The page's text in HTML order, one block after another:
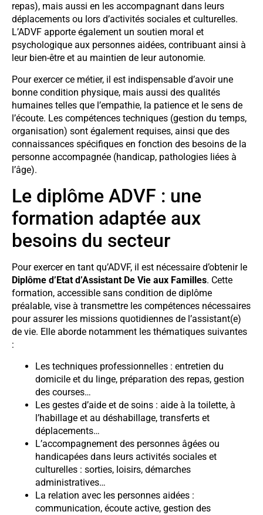
repas), mais aussi en les accompagnant dans leurs
déplacements ou lors d’activités sociales et culturelles.
L’ADVF apporte également un soutien moral et
psychologique aux personnes aidées, contribuant ainsi à
leur bien-être et au maintien de leur autonomie.
Pour exercer ce métier, il est indispensable d’avoir une
bonne condition physique, mais aussi des qualités
humaines telles que l’empathie, la patience et le sens de
l’écoute. Les compétences techniques (gestion du temps,
organisation) sont également requises, ainsi que des
connaissances spécifiques en fonction des besoins de la
personne accompagnée (handicap, pathologies liées à
l’âge).
Le diplôme ADVF : une
formation adaptée aux
besoins du secteur
Pour exercer en tant qu’ADVF, il est nécessaire d’obtenir le
Diplôme d’Etat d’Assistant De Vie aux Familles. Cette
formation, accessible sans condition de diplôme
préalable, vise à transmettre les compétences nécessaires
pour assurer les missions quotidiennes de l’assistant(e)
de vie. Elle aborde notamment les thématiques suivantes
:
Les techniques professionnelles : entretien du
domicile et du linge, préparation des repas, gestion
des courses…
Les gestes d’aide et de soins : aide à la toilette, à
l’habillage et au déshabillage, transferts et
déplacements…
L’accompagnement des personnes âgées ou
handicapées dans leurs activités sociales et
culturelles : sorties, loisirs, démarches
administratives…
La relation avec les personnes aidées :
communication, écoute active, gestion des